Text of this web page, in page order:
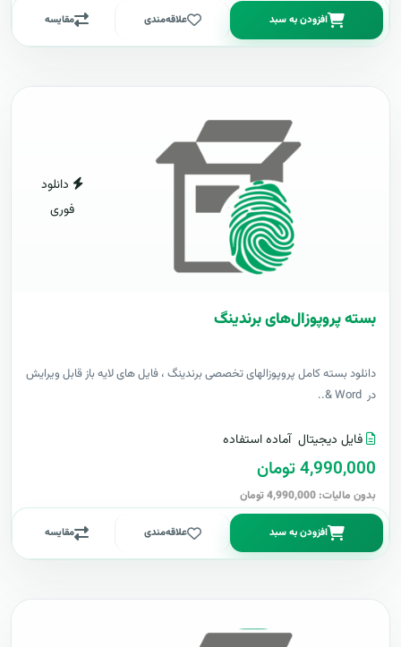
افزودن به سبد علاقه‌مندی مقایسه
دانلود
فوری
بسته پروپوزال‌های برندینگ
دانلود بسته کامل پروپوزالهای تخصصی برندینگ ، فایل های لایه باز قابل ویرایش
در Word &..
فایل دیجیتال آماده استفاده
4,990,000 تومان
بدون مالیات: 4,990,000 تومان
افزودن به سبد علاقه‌مندی مقایسه